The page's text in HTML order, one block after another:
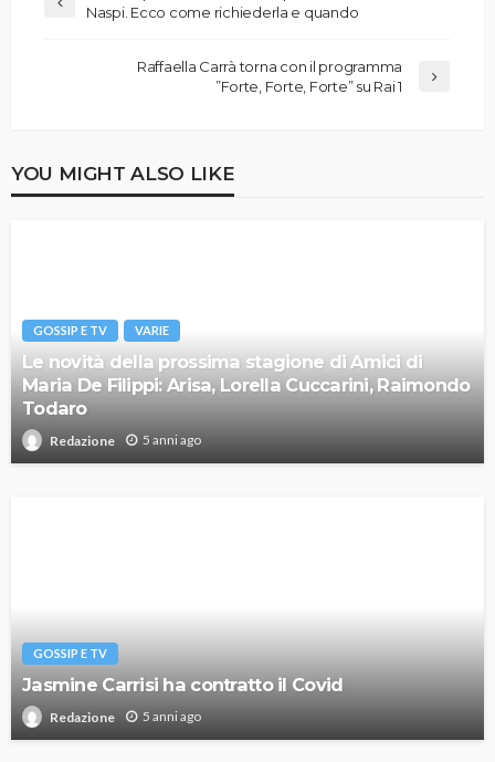
Naspi. Ecco come richiederla e quando
Raffaella Carrà torna con il programma
”Forte, Forte, Forte” su Rai 1
YOU MIGHT ALSO LIKE
GOSSIP E TV VARIE
Le novità della prossima stagione di Amici di
Maria De Filippi: Arisa, Lorella Cuccarini, Raimondo
Todaro
Redazione 5 anni ago
GOSSIP E TV
Jasmine Carrisi ha contratto il Covid
Redazione 5 anni ago